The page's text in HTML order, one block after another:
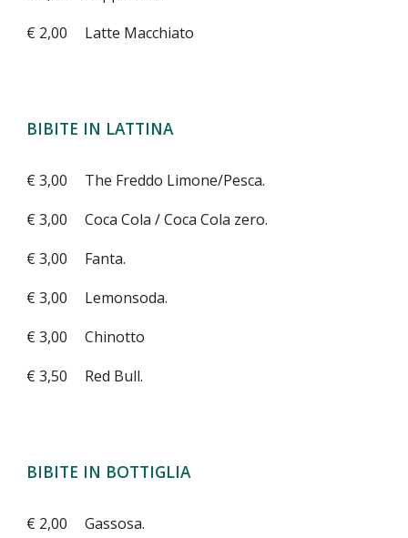
€ 2,00
Latte Macchiato
BIBITE IN LATTINA
€ 3,00
The Freddo Limone/Pesca.
€ 3,00
Coca Cola / Coca Cola zero.
€ 3,00
Fanta.
€ 3,00
Lemonsoda.
€ 3,00
Chinotto
€ 3,50
Red Bull.
BIBITE IN BOTTIGLIA
€ 2,00
Gassosa.